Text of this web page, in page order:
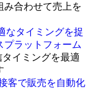
み合わせて売上を
なタイミングを捉
プラットフォーム
イミングを最適
客で販売を自動化